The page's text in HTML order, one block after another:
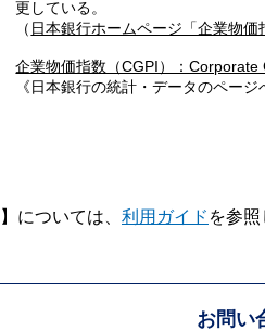
更している。
（ 日本銀行ホームページ「企業物価
企業物価指数（CGPI）：
《日本銀行の統計・データのページ
については、 利用ガイド を参照
お問い